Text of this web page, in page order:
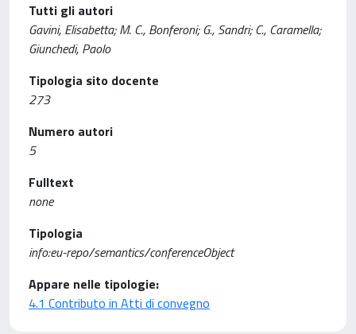
Tutti gli autori
Gavini, Elisabetta; M. C., Bonferoni; G., Sandri; C., Caramella;
Giunchedi, Paolo
Tipologia sito docente
273
Numero autori
5
Fulltext
none
Tipologia
info:eu-repo/semantics/conferenceObject
Appare nelle tipologie:
4.1 Contributo in Atti di convegno